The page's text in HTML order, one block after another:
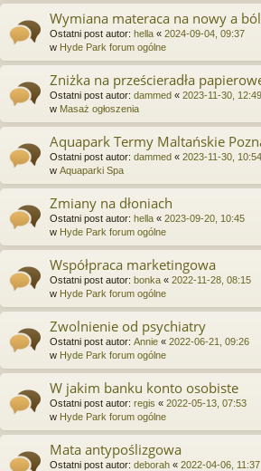
Wymiana materaca na nowy a
Ostatni post autor: hella « 2024-09-04, 09:37
w Hyde Park forum ogólne
Zniżka na prześcieradła
Ostatni post autor: dammed « 2023-11-30, 12:49
w Masaż ogłoszenia
Aquapark Termy Maltańskie
Ostatni post autor: dammed « 2023-11-30, 10:54
w Aquaparki Spa
Zmiany na dłoniach
Ostatni post autor: hella « 2023-09-20, 10:45
w Hyde Park forum ogólne
Współpraca marketingowa
Ostatni post autor: bonka « 2022-11-28, 08:15
w Hyde Park forum ogólne
Zwolnienie od psychiatry
Ostatni post autor: Annie « 2022-06-21, 09:26
w Hyde Park forum ogólne
W jakim banku konto osobiste
Ostatni post autor: regis « 2022-05-13, 07:53
w Hyde Park forum ogólne
Mata antypoślizgowa
Ostatni post autor: deborah « 2022-04-06, 11:37